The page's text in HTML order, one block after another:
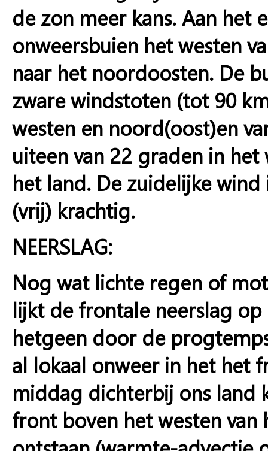
de zon meer kans. Aan het
onweersbuien het westen
naar het noordoosten. De
zware windstoten (tot 90
westen en noord(oost)en
uiteen van 22 graden in
het land. De zuidelijke wind
(vrij) krachtig.
NEERSLAG:
Nog wat lichte regen of
lijkt de frontale neerslag
hetgeen door de
al lokaal onweer in het het
middag dichterbij ons land
front boven het westen